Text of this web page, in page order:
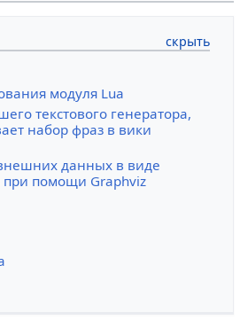
модуля Lua
текстового генератора,
набор фраз в вики
данных в виде
при помощи Graphviz